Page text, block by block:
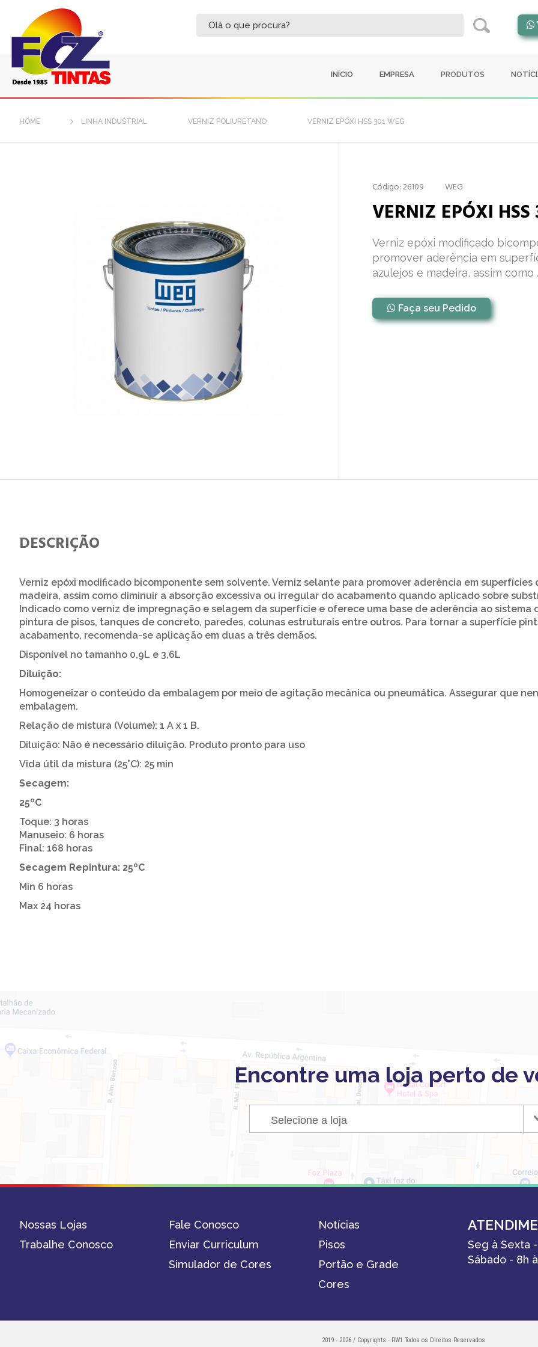
INÍCIO EMPRESA PRODUTOS
HOME LINHA INDUSTRIAL VERNIZ POLIURETANO VERNIZ EPÓXI HSS 301 WEG
Código: 26109 WEG
VERNIZ EPÓXI HSS
Verniz epóxi modificado
promover aderência em
azulejos e madeira, assim como
Faça seu Pedido
DESCRIÇÃO
Verniz epóxi modificado bicomponente sem solvente. Verniz selante para promover aderência em
madeira, assim como diminuir a absorção excessiva ou irregular do acabamento quando aplicado sobre
Indicado como verniz de impregnação e selagem da superfície e oferece uma base de aderência ao
pintura de pisos, tanques de concreto, paredes, colunas estruturais entre outros. Para tornar a superfície
acabamento, recomenda-se aplicação em duas a três demãos.
Disponível no tamanho 0,9L e 3,6L
Diluição:
Homogeneizar o conteúdo da embalagem por meio de agitação mecânica ou pneumática. Assegurar que
embalagem.
Relação de mistura (Volume): 1 A x 1 B.
Diluição: Não é necessário diluição. Produto pronto para uso
Vida útil da mistura (25°C): 25 min
Secagem:
25ºC
Toque: 3 horas
Manuseio: 6 horas
Final: 168 horas
Secagem Repintura: 25ºC
Min 6 horas
Max 24 horas
Encontre uma loja perto de
Selecione a loja
Nossas Lojas
Trabalhe Conosco
Fale Conosco
Enviar Curriculum
Simulador de Cores
Notícias
Pisos
Portão e Grade
Cores
Seg à Sexta
Sábado - 8h
2019 - 2026 / Copyrights - RW1 Todos os Direitos Reservados